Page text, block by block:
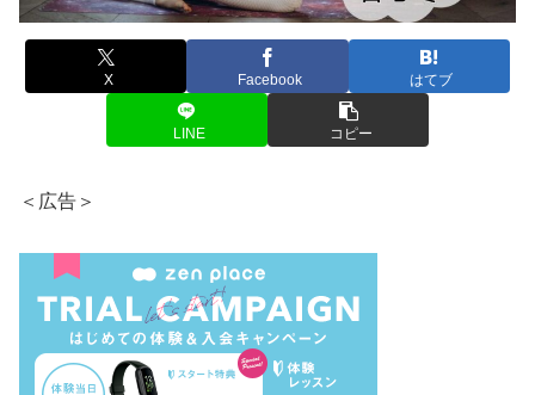
X Facebook はてブ
LINE コピー
＜広告＞